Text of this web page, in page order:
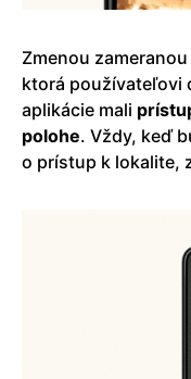
Zmenou
ktorá používateľovi
aplikácie mali
polohe. Vždy, keď
o prístup k lokalite,